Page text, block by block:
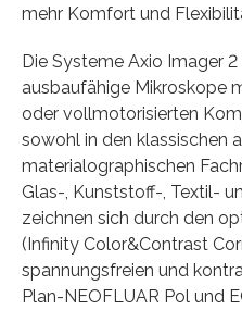
mehr Komfort und
Die Systeme Axio Imager
ausbaufähige Mikroskope
oder vollmotorisierten
sowohl in den klassischen
materialographischen
Glas-, Kunststoff-, Textil-
zeichnen sich durch den
(Infinity Color&Contrast
spannungsfreien und
Plan-NEOFLUAR Pol und